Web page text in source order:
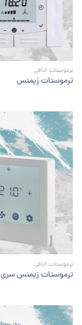
ترموستات اتاقی
ترموستات زیمنس
ترموستات اتاقی
ترموستات زیمنس سری RDF